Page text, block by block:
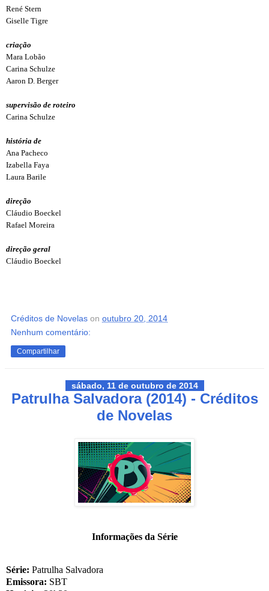
René Stern
Giselle Tigre
criação
Mara Lobão
Carina Schulze
Aaron D. Berger
supervisão de roteiro
Carina Schulze
história de
Ana Pacheco
Izabella Faya
Laura Barile
direção
Cláudio Boeckel
Rafael Moreira
direção geral
Cláudio Boeckel
Créditos de Novelas on outubro 20, 2014
Nenhum comentário:
Compartilhar
sábado, 11 de outubro de 2014
Patrulha Salvadora (2014) - Créditos
de Novelas
Informações da Série
Série: Patrulha Salvadora
Emissora: SBT